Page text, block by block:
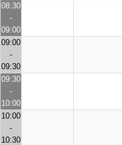
08:30
-
09:00
09:00
-
09:30
09:30
-
10:00
10:00
-
10:30